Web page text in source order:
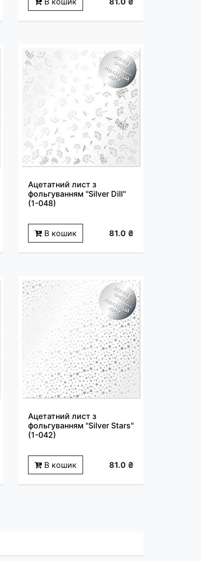
Ацетатний лист з
фольгуванням "Silver Dill"
(1-048)
В кошик 81.0 ₴
Ацетатний лист з
фольгуванням "Silver Stars"
(1-042)
В кошик 81.0 ₴